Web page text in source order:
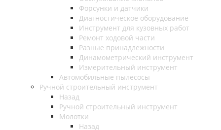
Форсунки и датчики
Диагностическое оборудование
Инструмент для кузовных работ
Ремонт ходовой части
Разные принадлежности
Динамометрический инструмент
Измерительный инструмент
Автомобильные пылесосы
Ручной строительный инструмент
Назад
Ручной строительный инструмент
Молотки
Назад